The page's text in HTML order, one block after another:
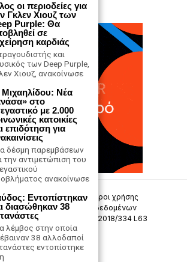
Πολιτική Απορρήτου
Όροι χρήσης
προστασίας προσωπικών δεδομένων
-σύσταση (ΕΕ) 2018/334 L63
Μ.Η.Τ. 242033
οι περιοδείες για
Γκλεν Χιουζ των
Purple: Θα
σε
καρδιάς
και
των Deep Purple,
Χιουζ, ανακοίνωσε
Νέα
στο
με 2.000
κατοικίες
επιδότηση για
δέσμη παρεμβάσεων
την αντιμετώπιση του
ανακοίνωσε
Εντοπίστηκαν
διασώθηκαν 38
λέμβος στην οποία
38 αλλοδαποί
εντοπίστηκε